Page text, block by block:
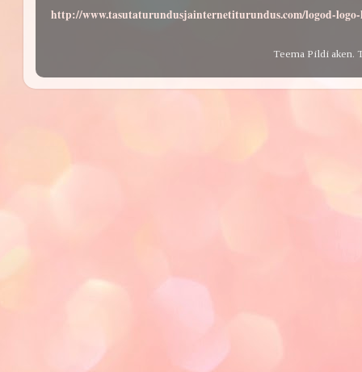
http://www.tasutaturundusjainternetiturundus.com/logod-
Teema Pildi aken.